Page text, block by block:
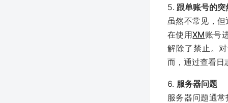
5. 跟单账号的突
虽然不常见，
在使用XM账号
解除了禁止。
而，通过查看日
6. 服务器问题
服务器问题通